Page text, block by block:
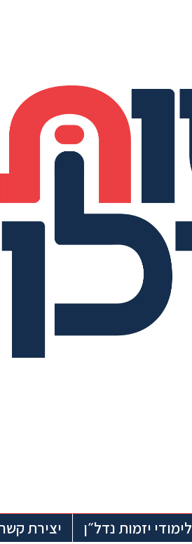
לימודי יזמות נדל״ן יצירת קשר